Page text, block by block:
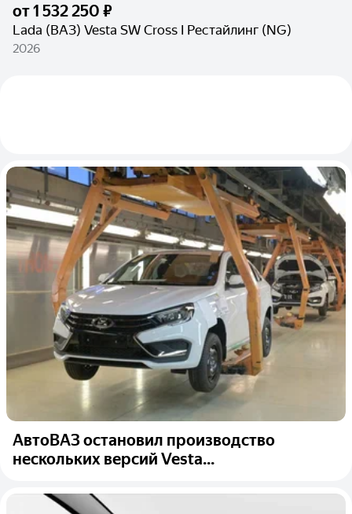
от1 532 250 ₽
Lada (ВАЗ) Vesta SW Cross I Рестайлинг (NG)
2026
АвтоВАЗ остановил производство
нескольких версий Vesta...